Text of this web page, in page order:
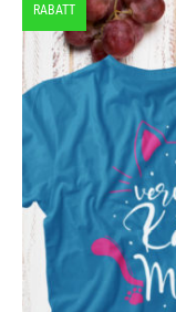
RABATT